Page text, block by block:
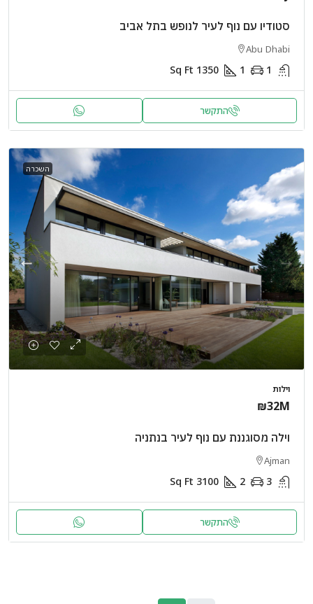
סטודיו עם נוף לעיר לנופש בתל אביב
Abu Dhabi
1
1
1350
Sq Ft
התקשר
השכרה
וילות
₪32M
וילה מסוגננת עם נוף לעיר בנתניה
Ajman
3
2
3100
Sq Ft
התקשר